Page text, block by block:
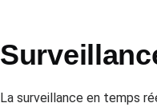
La surveillance en temps